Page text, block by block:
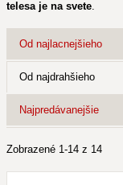
telesa je na svete.
Od najlacnejšieho
Od najdrahšieho
Najpredávanejšie
Zobrazené 1-14 z 14